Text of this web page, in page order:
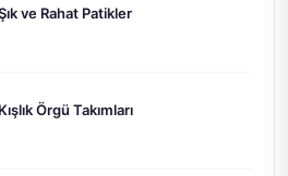
ve Rahat Patikler
Örgü Takımları